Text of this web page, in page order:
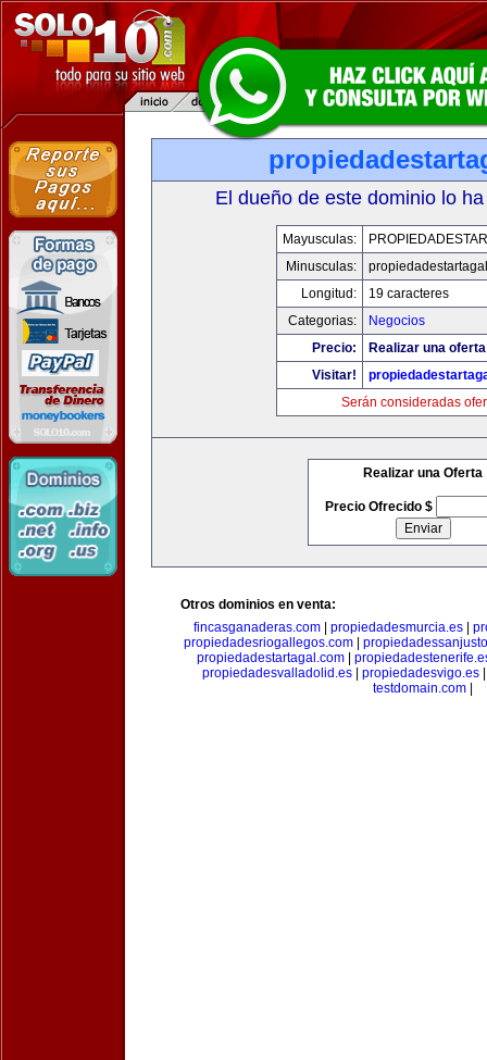
El dueño de este dominio lo
Mayusculas:
Minusculas:
Longitud:
19 caracteres
Categorias:
Negocios
Precio:
Realizar una
Visitar!
Serán consideradas
Realizar una Oferta
Precio Ofrecido $
Otros dominios en venta:
fincasganaderas.com
propiedadesmurcia.es
propiedadesriogallegos.com|
propiedadestartagal.com|
propiedadesvalladolid.es
propiedadesvigo.es
testdomain.com